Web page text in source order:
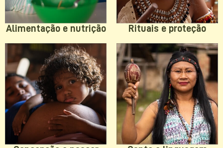
Alimentação e nutrição Rituais e proteção